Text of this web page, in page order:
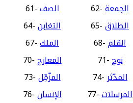
61-الصف 62-الجمعة
64-التغابن 65-الطلاق
67-الملك 68-القلم
70-المعارج 71-نوح
73-المزّمِّل 74-المدّثر
76-الإنسان 77-المرسلات